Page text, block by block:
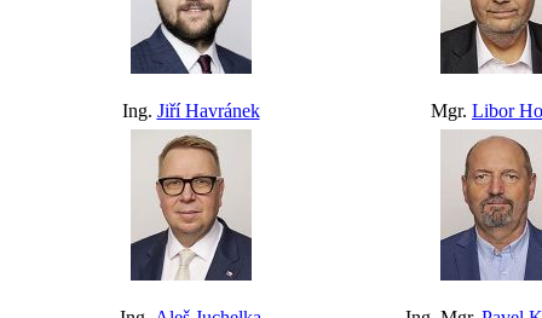
Ing. Jiří Havránek Mgr. Libor